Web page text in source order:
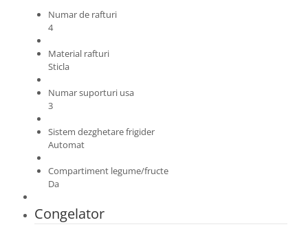
Numar de rafturi
4
Material rafturi
Sticla
Numar suporturi usa
3
Sistem dezghetare frigider
Automat
Compartiment legume/fructe
Da
Congelator